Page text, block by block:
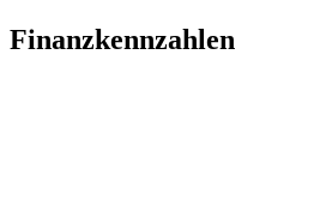
Finanzkennzahlen